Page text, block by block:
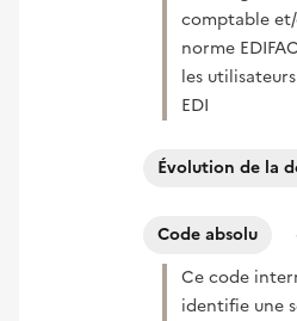
comptable
norme
les
EDI
Évolution de la
Code absolu
Ce code
identifie une